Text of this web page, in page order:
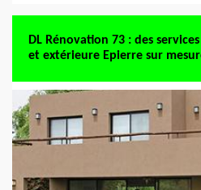
DL Rénovation 73 : des
et extérieure Epierre sur